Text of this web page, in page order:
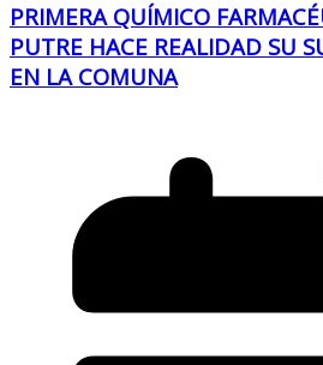
PRIMERA QUÍMICO
PUTRE HACE REALIDAD SU
EN LA COMUNA